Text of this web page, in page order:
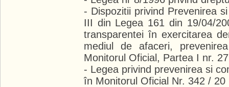
- Dispozitii privind Prevenirea
III din Legea 161 din 19/04/
transparentei în exercitarea
mediul de afaceri,
Monitorul Oficial, Partea I nr.
- Legea privind prevenirea si
în Monitorul Oficial Nr. 342 / 20